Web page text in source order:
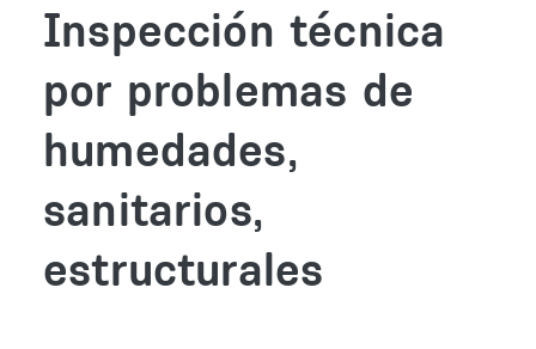
Inspección técnica
por problemas de
humedades,
sanitarios,
estructurales